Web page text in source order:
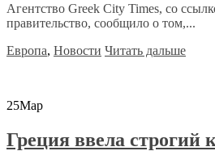
Агентство Greek City Times, со
правительство, сообщило о том,...
Европа, Новости Читать дальше
25Мар
Греция ввела строгий